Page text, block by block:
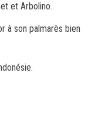
et Arbolino.
à son palmarès bien